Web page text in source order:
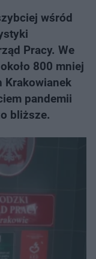
wśród
Pracy. We
800 mniej
Krakowianek
pandemii
bliższe.